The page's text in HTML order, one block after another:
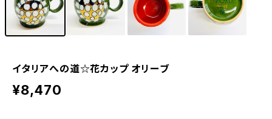
イタリアへの道☆花カップ オリーブ
¥8,470